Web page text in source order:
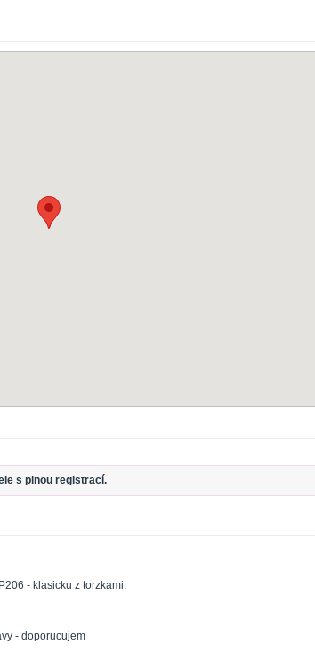
s plnou registrací.
- klasicku z torzkami.
- doporucujem